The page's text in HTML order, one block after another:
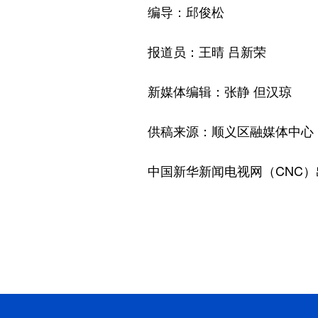
编导：邱俊松
报道员：王晴 吕新荣
新媒体编辑：张静 但汉琼
供稿来源：顺义区融媒体中心
中国新华新闻电视网（CNC）